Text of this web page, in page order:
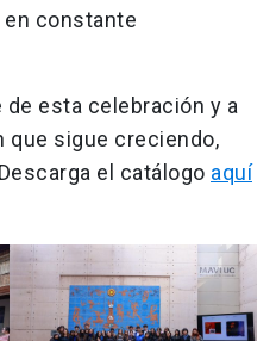
constante
esta celebración y a
que sigue creciendo,
el catálogo aquí